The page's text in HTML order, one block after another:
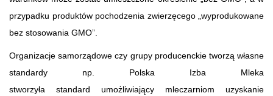
przypadku produktów pochodzenia zwierzęcego „wyprodukowane
bez stosowania GMO”.
Organizacje samorządowe czy grupy producenckie tworzą własne
standardy np. Polska Izba Mleka
stworzyła standard umożliwiający mleczarniom uzyskanie